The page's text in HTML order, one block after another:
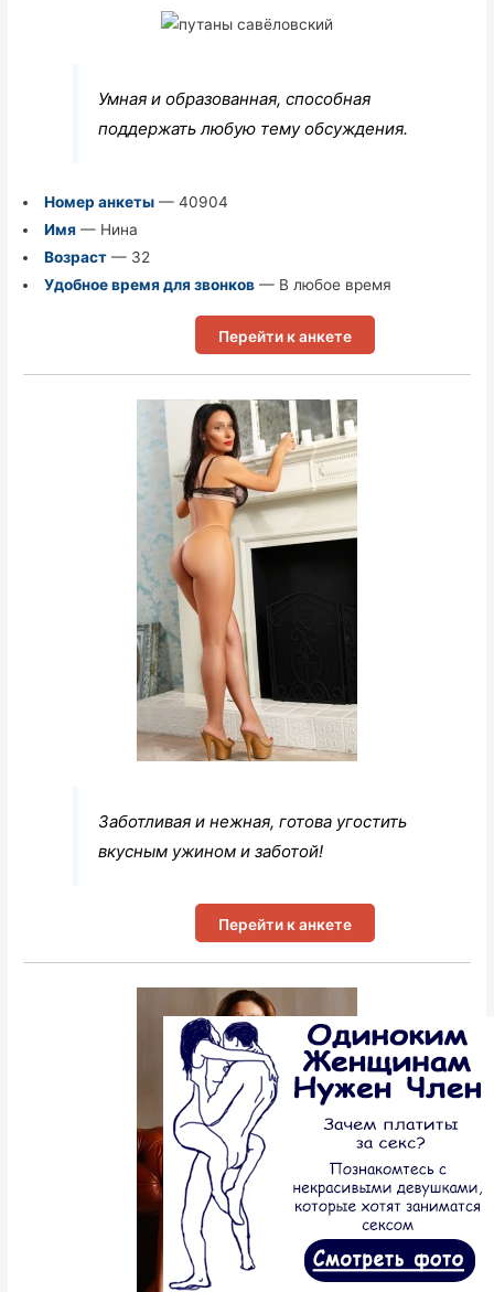
Умная и образованная, способная
поддержать любую тему обсуждения.
Номер анкеты— 40904
Имя— Нина
Возраст— 32
Удобное время для звонков— В любое время
Перейти к анкете
Заботливая и нежная, готова угостить
вкусным ужином и заботой!
Перейти к анкете